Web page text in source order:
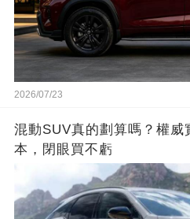
2026/07/23
混動SUV真的劃算嗎？權威
本，閉眼買不虧